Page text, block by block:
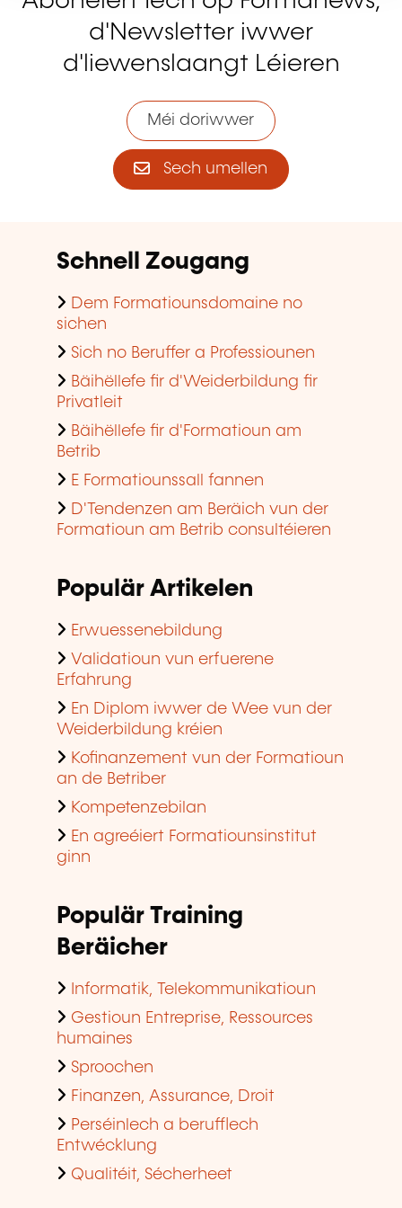
d'Newsletter iwwer
d'liewenslaangt Léieren
Méi doriwwer
Sech umellen
Schnell Zougang
Dem Formatiounsdomaine no
sichen
Sich no Beruffer a Professiounen
Bäihëllefe fir d'Weiderbildung fir
Privatleit
Bäihëllefe fir d'Formatioun am
Betrib
E Formatiounssall fannen
D'Tendenzen am Beräich vun der
Formatioun am Betrib consultéieren
Populär Artikelen
Erwuessenebildung
Validatioun vun erfuerene
Erfahrung
En Diplom iwwer de Wee vun der
Weiderbildung kréien
Kofinanzement vun der Formatioun
an de Betriber
Kompetenzebilan
En agreéiert Formatiounsinstitut
ginn
Populär Training
Beräicher
Informatik, Telekommunikatioun
Gestioun Entreprise, Ressources
humaines
Sproochen
Finanzen, Assurance, Droit
Perséinlech a berufflech
Entwécklung
Qualitéit, Sécherheet